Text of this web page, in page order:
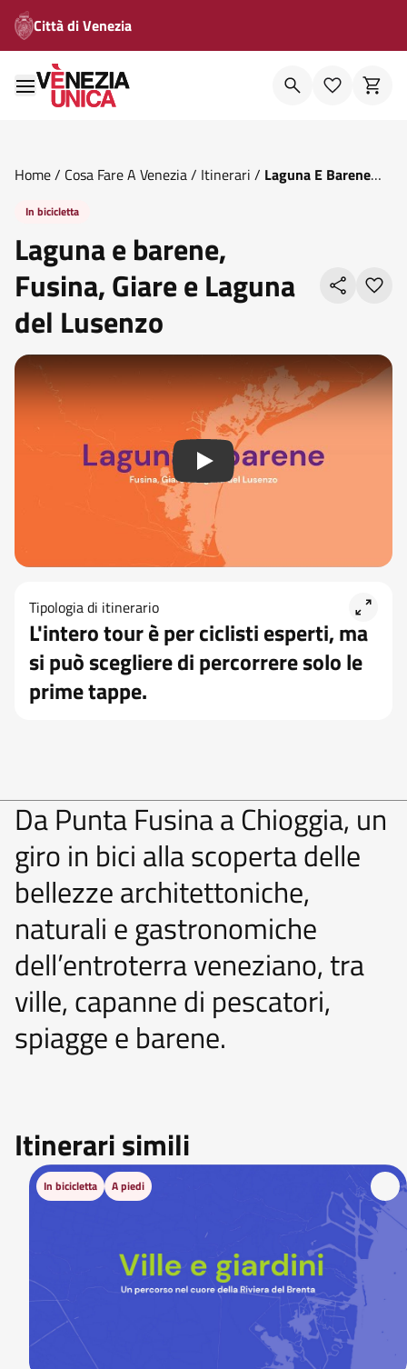
Città di Venezia
Home/ Cosa Fare A Venezia/ Itinerari / Laguna E Barene
In bicicletta
Laguna e barene,
Fusina, Giare e Laguna
del Lusenzo
Tipologia di itinerario
L'intero tour è per ciclisti esperti, ma
si può scegliere di percorrere solo le
prime tappe.
Da Punta Fusina a Chioggia, un
giro in bici alla scoperta delle
bellezze architettoniche,
naturali e gastronomiche
dell’entroterra veneziano, tra
ville, capanne di pescatori,
spiagge e barene.
Itinerari simili
In bicicletta A piedi